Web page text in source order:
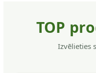
TOP
Izvēlieties